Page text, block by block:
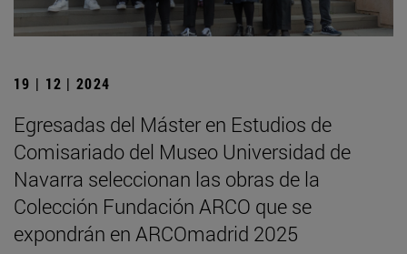
19 | 12 | 2024
Egresadas del Máster en Estudios de
Comisariado del Museo Universidad de
Navarra seleccionan las obras de la
Colección Fundación ARCO que se
expondrán en ARCOmadrid 2025